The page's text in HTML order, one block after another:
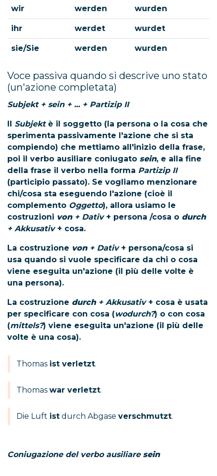
wir werden wurden
ihr werdet wurdet
sie/Sie werden wurden
Voce passiva quando si descrive uno stato
(un'azione completata)
Subjekt + sein + ... + Partizip II
Il Subjektè il soggetto (la persona o la cosa che
sperimenta passivamente l'azione che si sta
compiendo) che mettiamo all'inizio della frase,
poi il verbo ausiliare coniugato sein, e alla fine
della frase il verbo nella forma Partizip II
(participio passato). Se vogliamo menzionare
chi/cosa sta eseguendo l'azione (cioè il
complemento Oggetto), allora usiamo le
costruzioni von+ Dativ+ persona /cosa o durch
+ Akkusativ+ cosa.
La costruzione von+ Dativ+ persona/cosa si
usa quando si vuole specificare da chi o cosa
viene eseguita un'azione (il più delle volte è
una persona).
La costruzione durch+ Akkusativ+ cosa è usata
per specificare con cosa (wodurch?) o con cosa
(mittels?) viene eseguita un'azione (il più delle
volte è una cosa).
Thomas ist verletzt.
Thomas war verletzt.
Die Luft ist durch Abgase verschmutzt.
Coniugazione del verbo ausiliare sein